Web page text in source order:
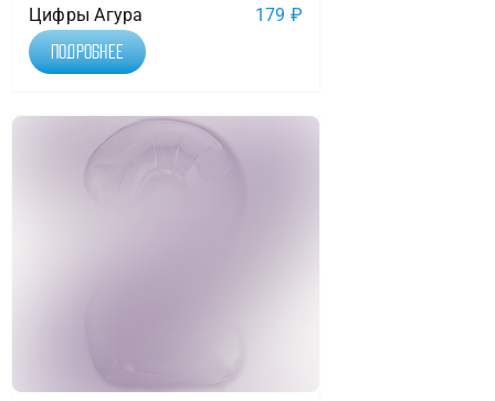
Цифры Агура 179 ₽
Подробнее